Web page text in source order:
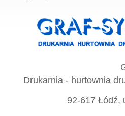
Drukarnia - hurtownia
92-617 Łódź,